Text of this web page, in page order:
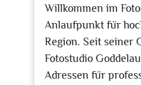
Willkommen im
Anlaufpunkt für
Region. Seit seiner
Fotostudio
Adressen für